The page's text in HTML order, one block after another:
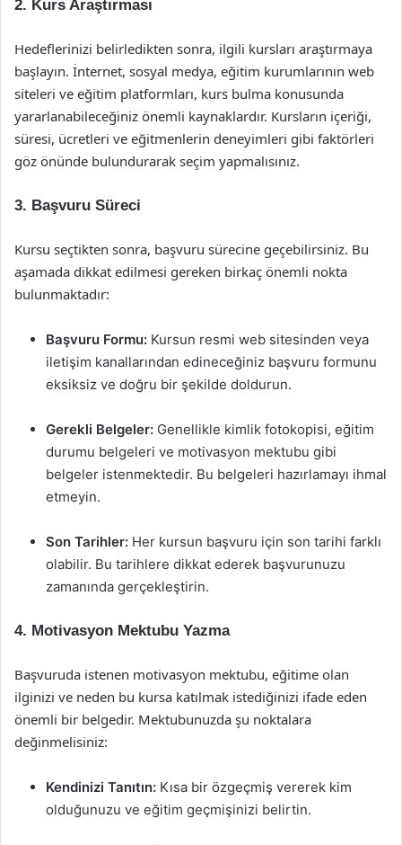
2. Kurs Araştırması
Hedeflerinizi belirledikten sonra, ilgili kursları araştırmaya
başlayın. İnternet, sosyal medya, eğitim kurumlarının web
siteleri ve eğitim platformları, kurs bulma konusunda
yararlanabileceğiniz önemli kaynaklardır. Kursların içeriği,
süresi, ücretleri ve eğitmenlerin deneyimleri gibi faktörleri
göz önünde bulundurarak seçim yapmalısınız.
3. Başvuru Süreci
Kursu seçtikten sonra, başvuru sürecine geçebilirsiniz. Bu
aşamada dikkat edilmesi gereken birkaç önemli nokta
bulunmaktadır:
Başvuru Formu: Kursun resmi web sitesinden veya
iletişim kanallarından edineceğiniz başvuru formunu
eksiksiz ve doğru bir şekilde doldurun.
Gerekli Belgeler: Genellikle kimlik fotokopisi, eğitim
durumu belgeleri ve motivasyon mektubu gibi
belgeler istenmektedir. Bu belgeleri hazırlamayı ihmal
etmeyin.
Son Tarihler: Her kursun başvuru için son tarihi farklı
olabilir. Bu tarihlere dikkat ederek başvurunuzu
zamanında gerçekleştirin.
4. Motivasyon Mektubu Yazma
Başvuruda istenen motivasyon mektubu, eğitime olan
ilginizi ve neden bu kursa katılmak istediğinizi ifade eden
önemli bir belgedir. Mektubunuzda şu noktalara
değinmelisiniz:
Kendinizi Tanıtın: Kısa bir özgeçmiş vererek kim
olduğunuzu ve eğitim geçmişinizi belirtin.